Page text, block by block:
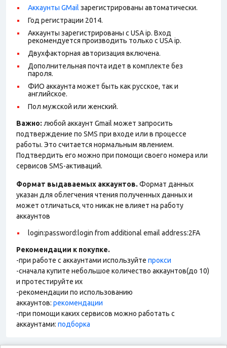
Аккаунты GMail зарегистрированы автоматически.
Год регистрации 2014.
Аккаунты зарегистрированы с USA ip. Вход
рекомендуется производить только с USA ip.
Двухфакторная авторизация включена.
Дополнительная почта идет в комплекте без
пароля.
ФИО аккаунта может быть как русское, так и
английское.
Пол мужской или женский.
Важно: любой аккаунт Gmail может запросить
подтверждение по SMS при входе или в процессе
работы. Это считается нормальным явлением.
Подтвердить его можно при помощи своего номера или
сервисов SMS-активаций.
Формат выдаваемых аккаунтов. Формат данных
указан для облегчения чтения полученных данных и
может отличаться, что никак не влияет на работу
аккаунтов
login:password:login from additional email address:2FA
Рекомендации к покупке.
-при работе с аккаунтами используйте прокси
-сначала купите небольшое количество аккаунтов(до 10)
и протестируйте их
-рекомендации по использованию
аккаунтов: рекомендации
-при помощи каких сервисов можно работать с
аккаунтами: подборка